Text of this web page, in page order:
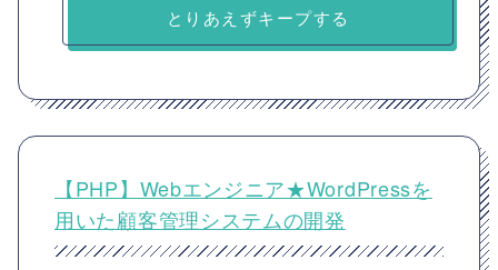
とりあえずキープする
【PHP】Webエンジニア★WordPressを
用いた顧客管理システムの開発